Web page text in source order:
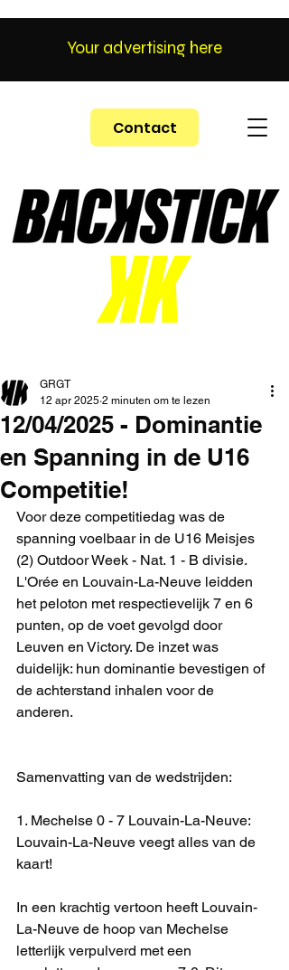
Contact
Your advertising here
12/04/2025 - Dominantie
en Spanning in de U16
Competitie!
GRGT
12 apr 2025 2 minuten om te lezen
Voor deze competitiedag was de
spanning voelbaar in de U16 Meisjes
(2) Outdoor Week - Nat. 1 - B divisie.
L'Orée en Louvain-La-Neuve leidden
het peloton met respectievelijk 7 en 6
punten, op de voet gevolgd door
Leuven en Victory. De inzet was
duidelijk: hun dominantie bevestigen of
de achterstand inhalen voor de
anderen.
Samenvatting van de wedstrijden:
1. Mechelse 0 - 7 Louvain-La-Neuve:
Louvain-La-Neuve veegt alles van de
kaart!
In een krachtig vertoon heeft Louvain-
La-Neuve de hoop van Mechelse
letterlijk verpulverd met een